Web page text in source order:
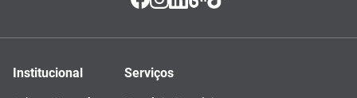
Institucional Serviços